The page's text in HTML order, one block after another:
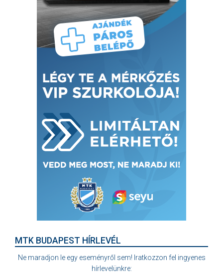
MTK BUDAPEST HÍRLEVÉL
Ne maradjon le egy eseményről sem! Iratkozzon fel ingyenes
hírlevelünkre: